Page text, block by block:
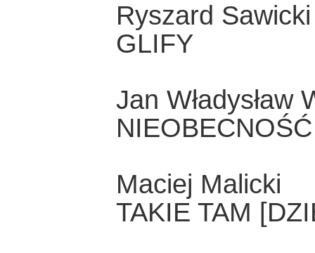
Ryszard Sawicki
GLIFY
Jan Władysław
NIEOBECNOŚĆ
Maciej Malicki
TAKIE TAM